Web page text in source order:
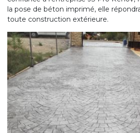
la pose de béton imprimé, elle
toute construction extérieure.